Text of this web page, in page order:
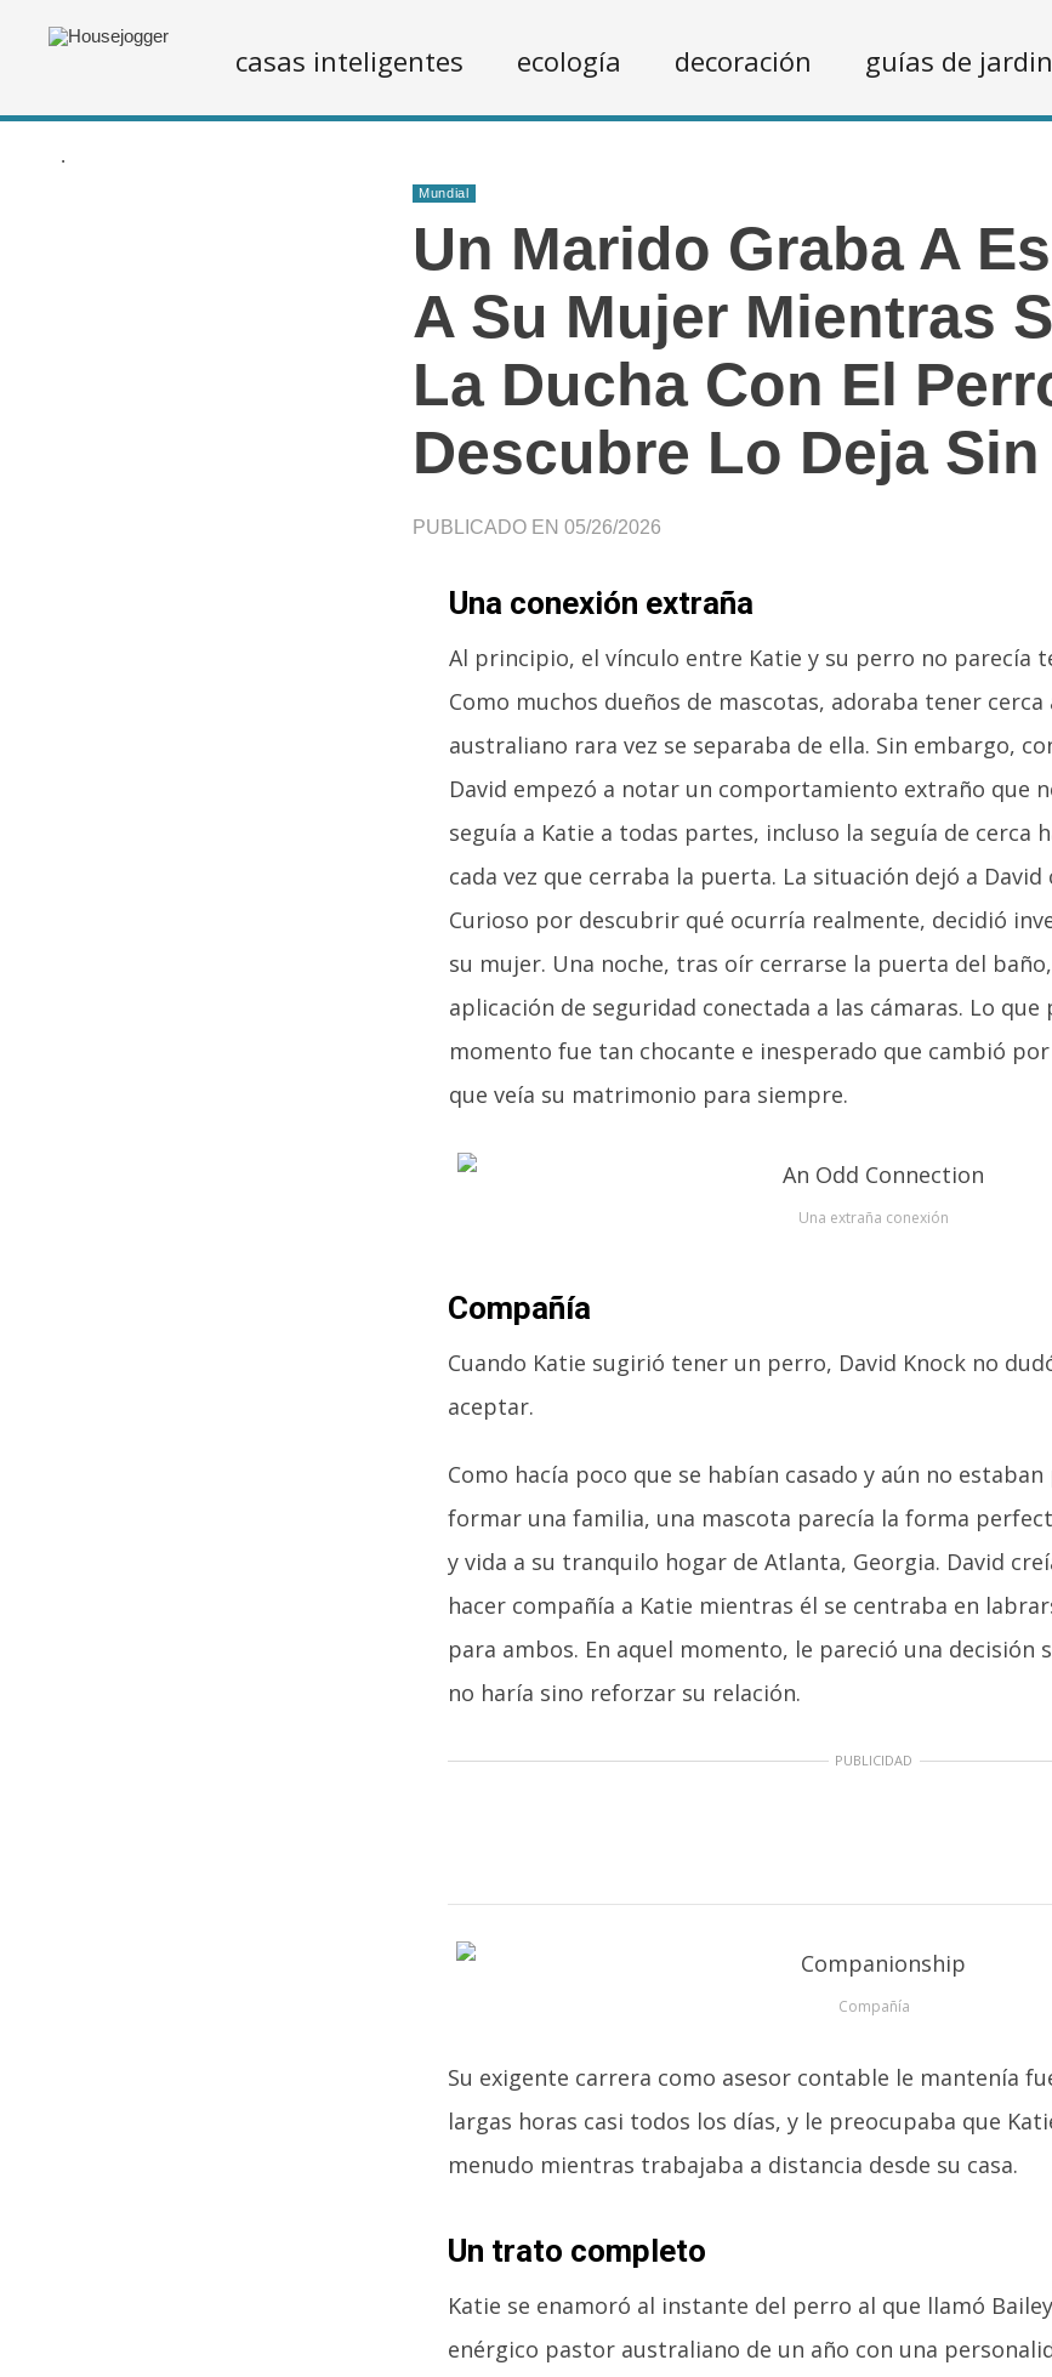
casas inteligentes ecología decoración guías de
.
Mundial
Un Marido Graba A
A Su Mujer Mientras
La Ducha Con El
Descubre Lo Deja
PUBLICADO EN 05/26/2026
Una conexión extraña
Al principio, el vínculo entre Katie y su perro no parecía
Como muchos dueños de mascotas, adoraba tener
australiano rara vez se separaba de ella. Sin embargo,
David empezó a notar un comportamiento extraño que
seguía a Katie a todas partes, incluso la seguía de cerca
cada vez que cerraba la puerta. La situación dejó a
Curioso por descubrir qué ocurría realmente, decidió
su mujer. Una noche, tras oír cerrarse la puerta del
aplicación de seguridad conectada a las cámaras. Lo que
momento fue tan chocante e inesperado que cambió
que veía su matrimonio para siempre.
Una extraña conexión
Compañía
Cuando Katie sugirió tener un perro, David Knock no
aceptar.
Como hacía poco que se habían casado y aún no
formar una familia, una mascota parecía la forma
y vida a su tranquilo hogar de Atlanta, Georgia. David
hacer compañía a Katie mientras él se centraba en
para ambos. En aquel momento, le pareció una decisión
no haría sino reforzar su relación.
PUBLICIDAD
Compañía
Su exigente carrera como asesor contable le mantenía
largas horas casi todos los días, y le preocupaba que
menudo mientras trabajaba a distancia desde su casa.
Un trato completo
Katie se enamoró al instante del perro al que llamó
enérgico pastor australiano de un año con una